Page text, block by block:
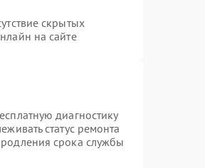
скрытых
на сайте
диагностику
статус ремонта
срока службы